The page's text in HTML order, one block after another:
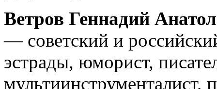
Ветров Геннадий
— советский и
эстрады, юморист,
мультиинструменталист,